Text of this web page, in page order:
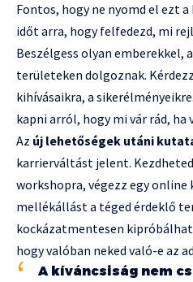
Fontos, hogy ne nyomd el ezt
időt arra, hogy felfedezd, mi
Beszélgess olyan emberekkel,
területeken dolgoznak.
kihívásaikra, a
kapni arról, hogy mi vár rád, ha
Az új lehetőségek utáni
karrierváltást jelent.
workshopra, végezz egy online
mellékállást a téged érdeklő
kockázatmentesen
hogy valóban neked való-e az
A kíváncsiság nem